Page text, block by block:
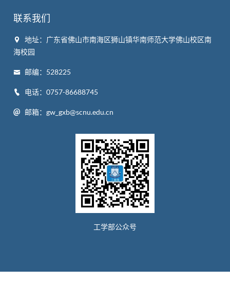
联系我们
地址：广东省佛山市南海区狮山镇华南师范大学佛山校区南
海校园
邮编：528225
电话：0757-86688745
邮箱：gw_gxb@scnu.edu.cn
工学部公众号